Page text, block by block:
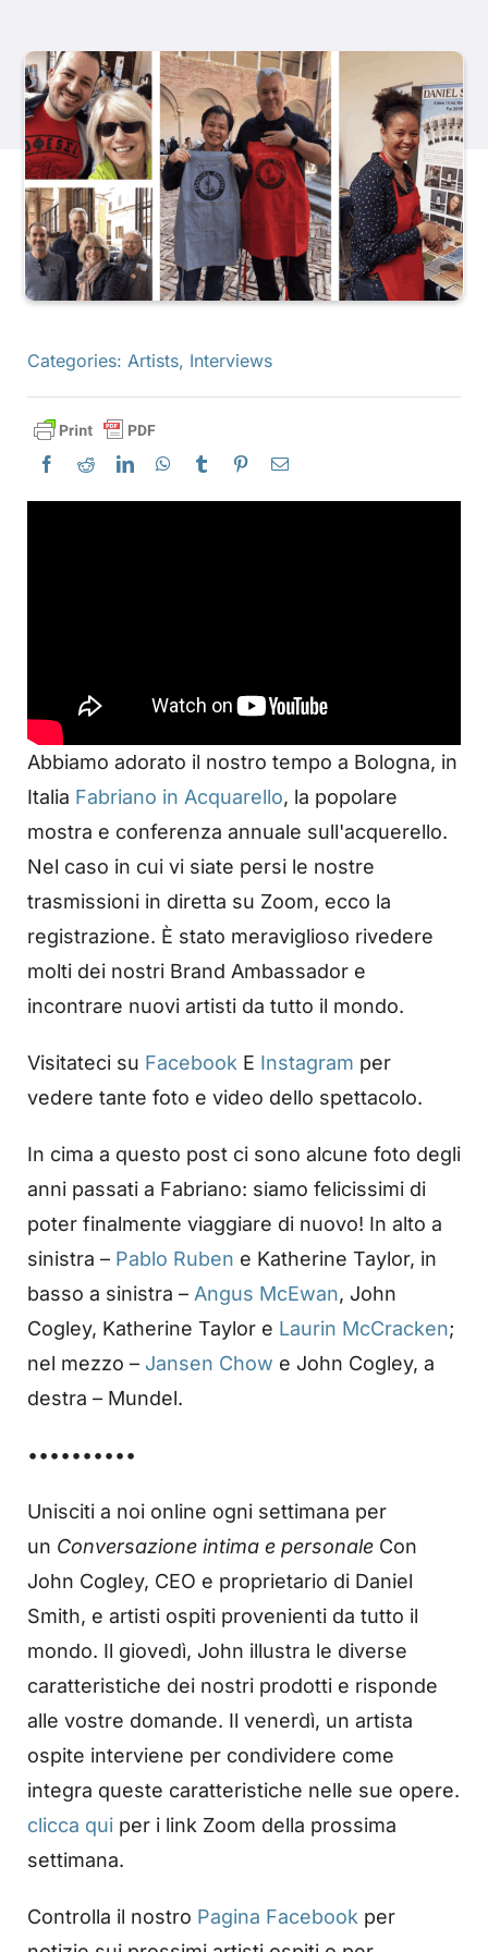
Libri
Eventi
Blog
Risorse
Contattaci
Categories: Artists, Interviews
Abbiamo adorato il nostro tempo a Bologna, in
Italia Fabriano in Acquarello, la popolare
mostra e conferenza annuale sull'acquerello.
Nel caso in cui vi siate persi le nostre
trasmissioni in diretta su Zoom, ecco la
registrazione. È stato meraviglioso rivedere
molti dei nostri Brand Ambassador e
incontrare nuovi artisti da tutto il mondo.
Visitateci su Facebook E Instagram per
vedere tante foto e video dello spettacolo.
In cima a questo post ci sono alcune foto degli
anni passati a Fabriano: siamo felicissimi di
poter finalmente viaggiare di nuovo! In alto a
sinistra – Pablo Ruben e Katherine Taylor, in
basso a sinistra – Angus McEwan, John
Cogley, Katherine Taylor e Laurin McCracken;
nel mezzo – Jansen Chow e John Cogley, a
destra – Mundel.
••••••••••
Unisciti a noi online ogni settimana per
un Conversazione intima e personale Con
John Cogley, CEO e proprietario di Daniel
Smith, e artisti ospiti provenienti da tutto il
mondo. Il giovedì, John illustra le diverse
caratteristiche dei nostri prodotti e risponde
alle vostre domande. Il venerdì, un artista
ospite interviene per condividere come
integra queste caratteristiche nelle sue opere.
clicca qui per i link Zoom della prossima
settimana.
Controlla il nostro Pagina Facebook per